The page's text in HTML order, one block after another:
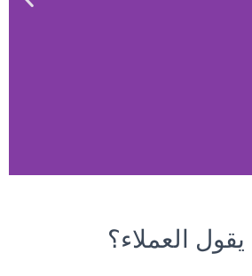
Business
يقول العملاء؟